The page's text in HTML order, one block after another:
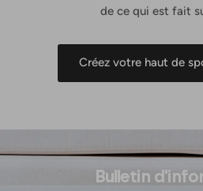
de ce qui est fait
Créez votre haut de
Bulletin